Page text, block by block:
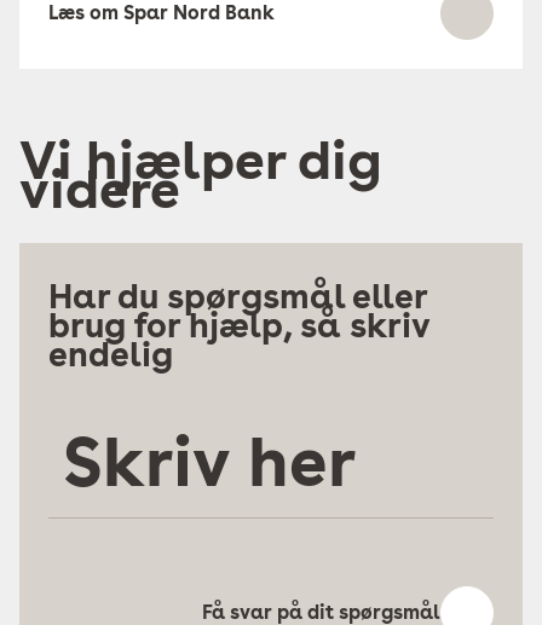
Læs om Spar Nord Bank
Vi hjælper dig
videre
Har du spørgsmål eller
brug for hjælp, så skriv
endelig
her
Få svar på dit spørgsmål